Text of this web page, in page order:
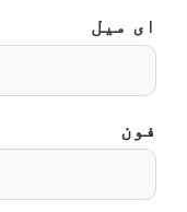
ای میل
فون